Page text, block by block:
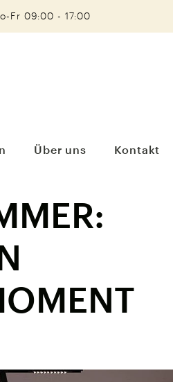
Fr 09:00 - 17:00
Novarail selbst konfigurieren
Über uns Kontakt